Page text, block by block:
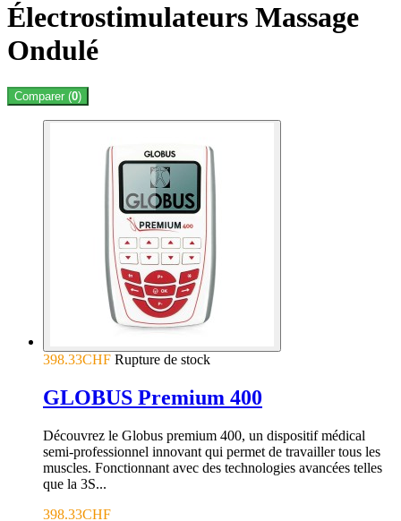
Électrostimulateurs Massage
Ondulé
Comparer (0)
398.33CHF Rupture de stock
GLOBUS Premium 400
Découvrez le Globus premium 400, un dispositif médical
semi-professionnel innovant qui permet de travailler tous les
muscles. Fonctionnant avec des technologies avancées telles
que la 3S...
398.33CHF